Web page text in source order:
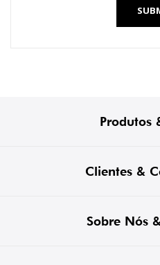
Produtos
Clientes &
Sobre Nós